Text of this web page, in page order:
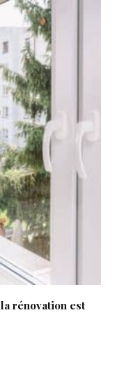
rénovation est